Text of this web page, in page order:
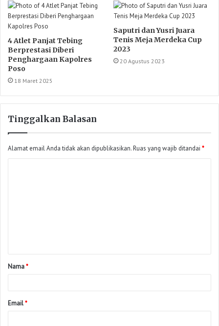
4 Atlet Panjat Tebing
Berprestasi Diberi
Penghargaan Kapolres
Poso
18 Maret 2025
Saputri dan Yusri Juara
Tenis Meja Merdeka Cup
2023
20 Agustus 2023
Tinggalkan Balasan
Alamat email Anda tidak akan dipublikasikan.Ruas yang wajib ditandai *
Nama*
Email*